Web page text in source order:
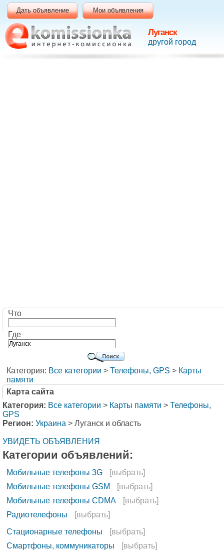
Луганск
другой город
Дать объявление Мои объявления
Что
Где
Категория: Все категории > Телефоны, GPS > Карты
памяти
Карта сайта
Категория: Все категории > Карты памяти > Телефоны,
GPS
Регион: Украина > Луганск и область
УВИДЕТЬ ОБЪЯВЛЕНИЯ
Категории объявлений:
Мобильные телефоны 3G
[выбрать]
Мобильные телефоны GSM
[выбрать]
Мобильные телефоны CDMA
[выбрать]
Радиотелефоны
[выбрать]
Стационарные телефоны
[выбрать]
Смартфоны, коммуникаторы
[выбрать]